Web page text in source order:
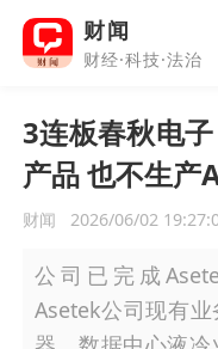
财闻
财经·科技·法治
3连板春秋电
产品 也不生产
财闻 2026/06/02
公司已完成
Asetek公司现有